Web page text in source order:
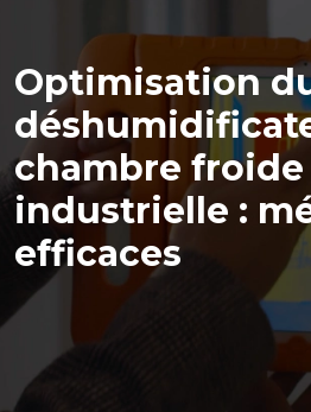
Optimisation
chambre froide
industrielle :
efficaces